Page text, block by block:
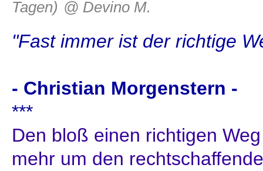
Tagen) @ Devino M.
"Fast immer ist der richtige
- Christian Morgenstern -
***
Den bloß einen richtigen
mehr um den